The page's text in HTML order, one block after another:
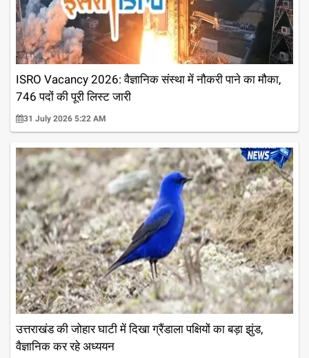
ISRO Vacancy 2026: वैज्ञानिक संस्था में नौकरी पाने का मौका,
746 पदों की पूरी लिस्ट जारी
31 July 2026 5:22 AM
उत्तराखंड की जोहार घाटी में दिखा ग्रैंडाला पक्षियों का बड़ा झुंड,
वैज्ञानिक कर रहे अध्ययन